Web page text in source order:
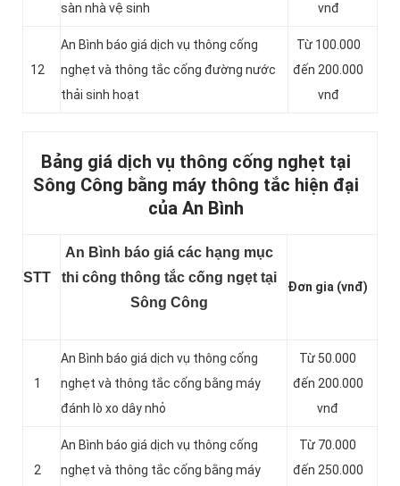
sàn nhà vệ sinh
vnđ
12
‎An Bình báo giá dịch vụ thông cống
nghẹt và thông tắc cống đường nước
thải sinh hoạt
Từ 100.000
đến 200.000
vnđ
Bảng giá dịch vụ thông cống nghẹt tại
Sông Công bằng máy thông tắc hiện đại
của An Bình
STT
An Bình báo giá các hạng mục
thi công thông tắc cống ngẹt tại
Sông Công
Đơn gia (vnđ)
1
An Bình báo giá dịch vụ thông cống
nghẹt và thông tắc cống bằng máy
đánh lò xo dây nhỏ
Từ 50.000
đến 200.000
vnđ
2
An Bình báo giá dịch vụ thông cống
nghẹt và thông tắc cống bằng máy
Từ 70.000
đến 250.000